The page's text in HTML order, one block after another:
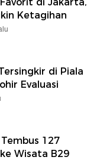
Ketagihan
di Piala
Evaluasi
127
Wisata B29